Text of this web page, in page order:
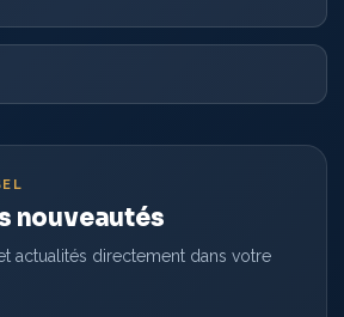
nouveautés
actualités directement dans votre